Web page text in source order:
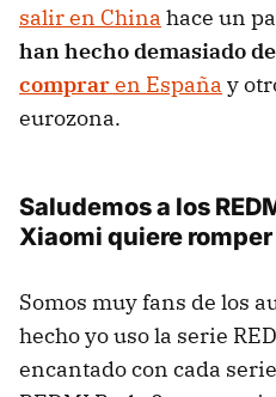
salir en China hace un
han hecho demasiado
compraren España y
eurozona.
Saludemos a los
Xiaomi quiere
Somos muy fans de los
hecho yo uso la serie
encantado con cada